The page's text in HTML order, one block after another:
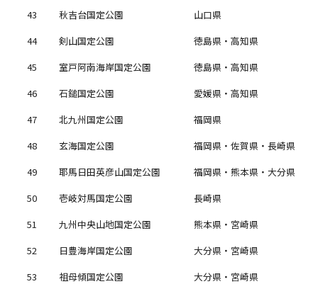
43
秋吉台国定公園
山口県
44
剣山国定公園
徳島県・高知県
45
室戸阿南海岸国定公園
徳島県・高知県
46
石鎚国定公園
愛媛県・高知県
47
北九州国定公園
福岡県
48
玄海国定公園
福岡県・佐賀県・長崎県
49
耶馬日田英彦山国定公園
福岡県・熊本県・大分県
50
壱岐対馬国定公園
長崎県
51
九州中央山地国定公園
熊本県・宮崎県
52
日豊海岸国定公園
大分県・宮崎県
53
祖母傾国定公園
大分県・宮崎県